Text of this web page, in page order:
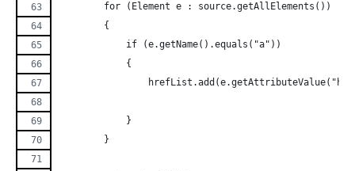
        for (Element e : source.getAllElements())
        {
            if (e.getName().equals("a"))
            {
            }
        }